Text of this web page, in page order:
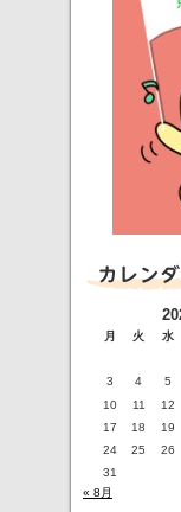
月 火 水
3
4 5
10
11 12
17
18 19
24
25 26
31
« 8月